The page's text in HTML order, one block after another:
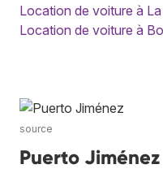
Location de voiture à
Location de voiture à
source
Puerto Jiménez